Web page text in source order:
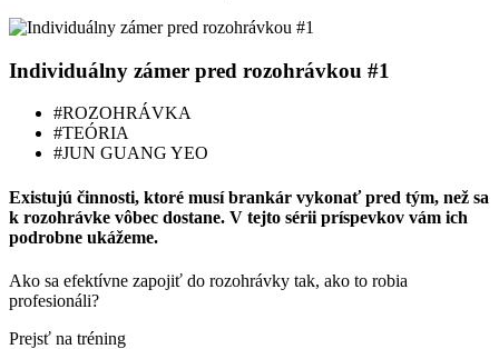
Individuálny zámer pred rozohrávkou #1
#ROZOHRÁVKA
#TEÓRIA
#JUN GUANG YEO
Existujú činnosti, ktoré musí brankár vykonať pred tým, než sa
k rozohrávke vôbec dostane. V tejto sérii príspevkov vám ich
podrobne ukážeme.
Ako sa efektívne zapojiť do rozohrávky tak, ako to robia
profesionáli?
Prejsť na tréning